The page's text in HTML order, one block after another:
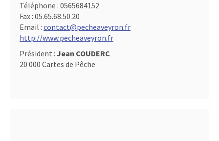
Téléphone : 0565684152
Fax : 05.65.68.50.20
Email : contact@pecheaveyron.fr
http://www.pecheaveyron.fr
Président : Jean COUDERC
20 000 Cartes de Pêche